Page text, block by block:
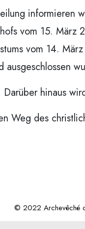
informieren
vom 15. März
vom 14.
ausgeschlossen
hinaus
Weg des
© 2022 Archevêché